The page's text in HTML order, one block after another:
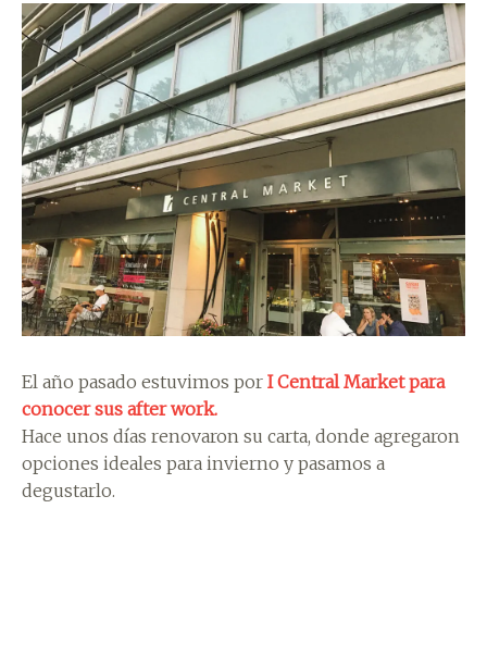
El año pasado estuvimos por I Central Market para
conocer sus after work.
Hace unos días renovaron su carta, donde agregaron
opciones ideales para invierno y pasamos a
degustarlo.